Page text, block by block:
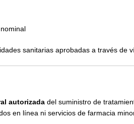
sanitarias aprobadas a través de
autorizada del suministro de
en línea ni servicios de farmacia